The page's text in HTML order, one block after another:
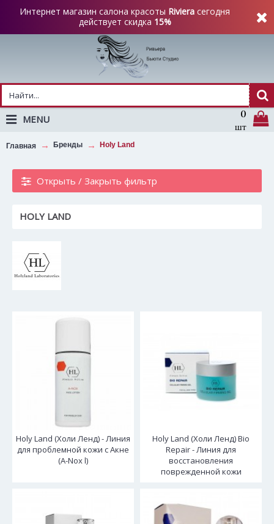
Интернет магазин салона красоты Riviera сегодня
действует скидка 15%
0
шт
MENU
Главная Бренды Holy Land
Открыть / Закрыть фильтр
HOLY LAND
Holy Land (Холи Ленд) - Линия
для проблемной кожи с Акне
(A-Nox l)
Holy Land (Холи Ленд) Bio
Repair - Линия для
восстановления
поврежденной кожи